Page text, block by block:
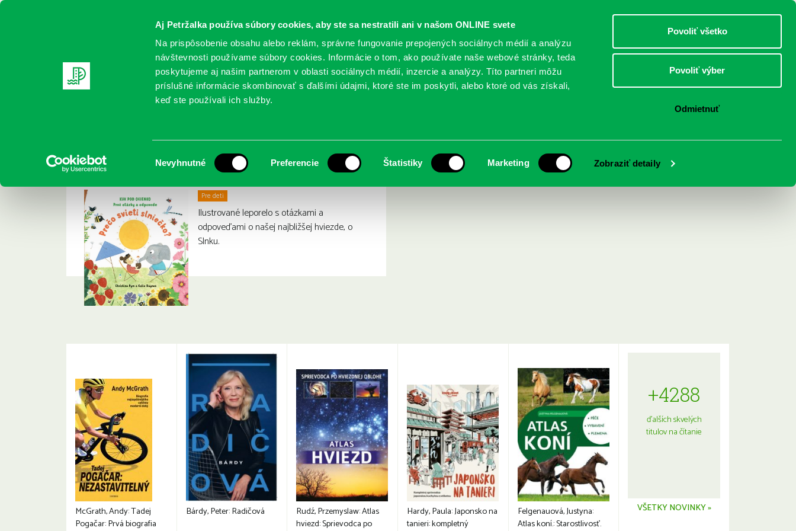
Aj Petržalka používa súbory cookies, aby ste sa nestratili ani v našom ONLINE svete
Na prispôsobenie obsahu alebo reklám, správne fungovanie prepojených sociálnych médií a analýzu
návštevnosti používame súbory cookies. Informácie o tom, ako používate naše webové stránky, teda
poskytujeme aj našim partnerom v oblasti sociálnych médií, inzercie a analýzy. Títo partneri môžu
príslušné informácie skombinovať s ďalšími údajmi, ktoré ste im poskytli, alebo ktoré od vás získali,
keď ste používali ich služby.
súhlasu
Nevyhnutné Preferencie Štatistiky Marketing Zobraziť detaily
Povoliť všetko
Povoliť výber
Odmietnuť
DOSPELÍ
REGISTRUJTE SA ONLINE KATALÓGY SLUŽBY PODUJATIA POBOČKY O KNIŽNICI
Pym, Christine; Daynes, Katie: Prečo svieti slniečko?
Pre deti
Ilustrované leporelo s otázkami a
odpoveďami o našej najbližšej hviezde, o
Slnku.
McGrath, Andy: Tadej
Pogačar: Prvá biografia
Bárdy, Peter: Radičová
Rudź, Przemyslaw: Atlas
hviezd: Sprievodca po
Hardy, Paula: Japonsko na
tanieri: kompletný
Felgenauová, Justyna:
Atlas koní.: Starostlivosť.
+4288
ďalších skvelých
titulov na čítanie
VŠETKY NOVINKY »